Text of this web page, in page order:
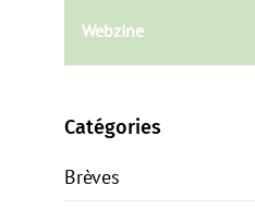
Webzine
Catégories
Brèves